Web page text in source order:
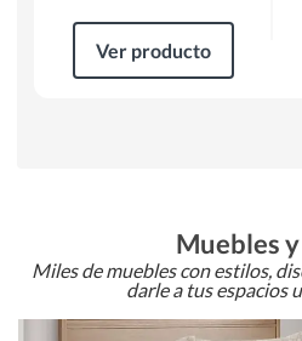
Ver producto
Muebles
Miles de muebles con estilos,
darle a tus espacios